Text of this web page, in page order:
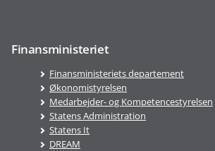
Finansministeriet
Finansministeriets departement
Økonomistyrelsen
Medarbejder- og Kompetencestyrelsen
Statens Administration
Statens It
DREAM